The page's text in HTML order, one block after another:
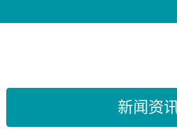
新闻资